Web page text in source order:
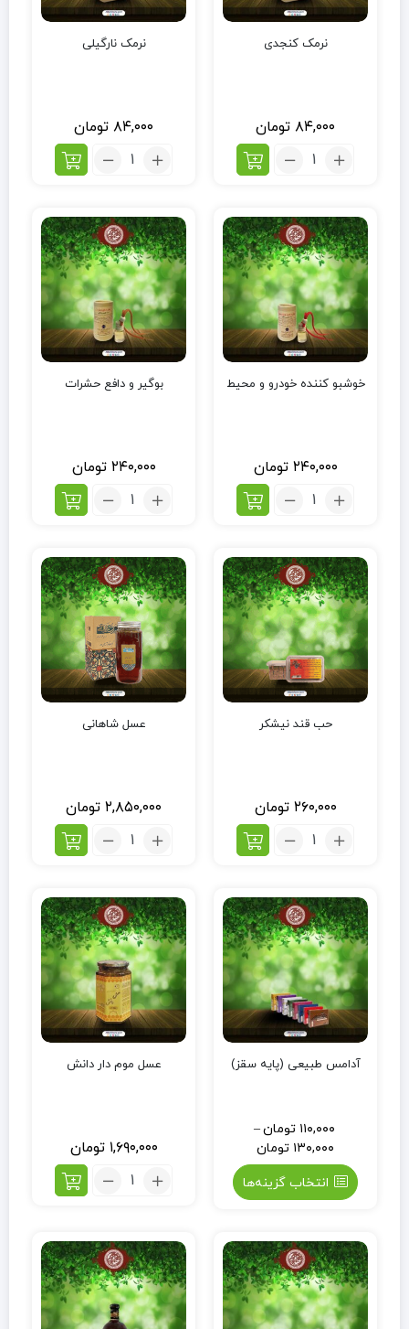
نرمک کنجدی
۸۴,۰۰۰ تومان
نرمک نارگیلی
۸۴,۰۰۰ تومان
خوشبو کننده خودرو و محیط
۲۴۰,۰۰۰ تومان
بوگیر و دافع حشرات
۲۴۰,۰۰۰ تومان
حب قند نیشکر
۲۶۰,۰۰۰ تومان
عسل شاهانی
۲,۸۵۰,۰۰۰ تومان
آدامس طبیعی (پایه سقز)
۱۱۰,۰۰۰ تومان–
۱۳۰,۰۰۰ تومان
انتخاب گزینه‌ها
عسل موم دار دانش
۱,۶۹۰,۰۰۰ تومان